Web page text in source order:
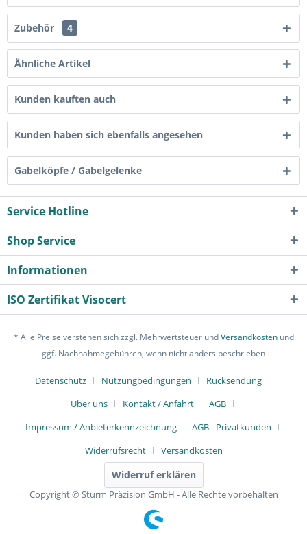
Zubehör 4
Ähnliche Artikel
Kunden kauften auch
Kunden haben sich ebenfalls angesehen
Gabelköpfe / Gabelgelenke
Service Hotline
Shop Service
Informationen
ISO Zertifikat Visocert
* Alle Preise verstehen sich zzgl. Mehrwertsteuer undVersandkostenund
ggf. Nachnahmegebühren, wenn nicht anders beschrieben
Datenschutz Nutzungbedingungen
Rücksendung
Über uns
Kontakt / Anfahrt
AGB
Impressum / Anbieterkennzeichnung
AGB - Privatkunden
Widerrufsrecht
Versandkosten
Widerruf erklären
Copyright © Sturm Präzision GmbH - Alle Rechte vorbehalten